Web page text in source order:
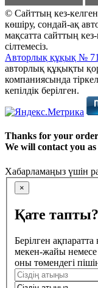
© Сайттың кез-
көшіру, сондай-ақ
мақсатта сайттың
сілтемесіз.
Авторлық құқық №
авторлық құқықты
компаниясында
кепілдік берілген.
Thanks for your
We will contact you as
Хабарламаңыз үшін
×
Қате тапты?
Берілген
мекен-жайы немесе
оны төмендегі